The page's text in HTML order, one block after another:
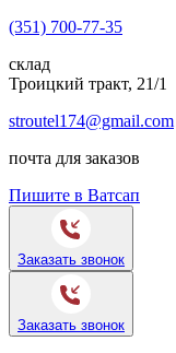
(351) 700-77-35
склад
Троицкий тракт, 21/1
stroutel174@gmail.com
почта для заказов
Пишите в Ватсап
Заказать звонок
Заказать звонок